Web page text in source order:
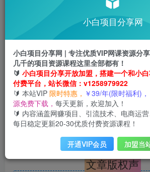
活动介绍
【工行国庆抽1.99~99元立减金】今天再
APP搜索“任务中心”->悦享假期 乐在7中
会抽1.99~99元wx立减金
文章版权声
小白项目分享网
小白项目分享网 | 专注优质VIP网课资源分
几千的项目资源课程这里全部都有！
🔰 小白项目分享开放加盟，搭建一个和小
付费平台，站长微信：v1258979922
🔰 本站VIP 限时特惠， ￥39/年(限时福利)
源免费下载， 每天更新，欢迎加入！
🔰 内容涵盖网赚项目、引流技术、电商运
每日稳定更新20-30优质付费资源课程！
开通VIP会员 加盟当